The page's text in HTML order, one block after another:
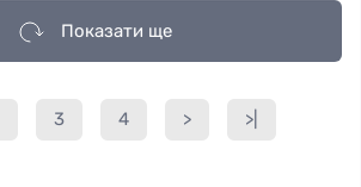
Показати ще
3 4 > >|